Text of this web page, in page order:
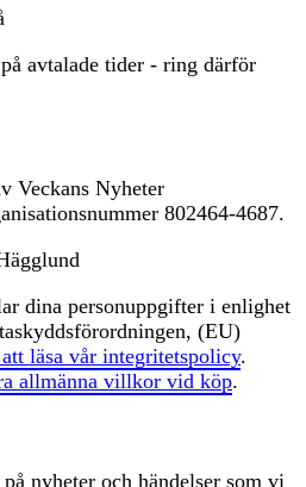
avtalade tider - ring därför
Veckans Nyheter
802464-4687.
dina personuppgifter i enlighet
(EU)
läsa vår integritetspolicy.
allmänna villkor vid köp.
nyheter och händelser som vi